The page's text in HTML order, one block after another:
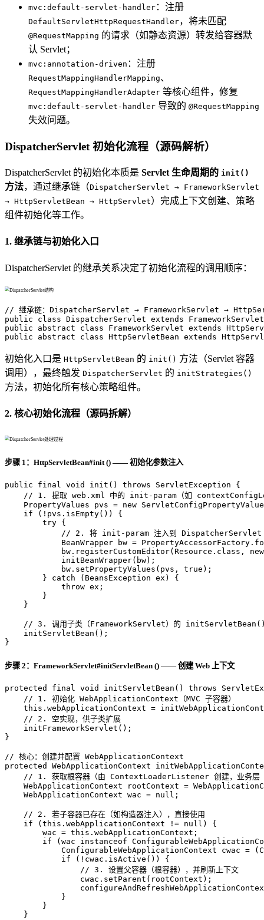
mvc:default-servlet-handler ：注册
DefaultServletHttpRequestHandler，将未匹配
@RequestMapping 的请求（如静态资源）转发给容器默
认 Servlet；
mvc:annotation-driven ：注册
RequestMappingHandlerMapping、
RequestMappingHandlerAdapter 等核心组件，修复
mvc:default-servlet-handler 导致的 @RequestMapping
失效问题。
DispatcherServlet 初始化流程（源码解析）
DispatcherServlet 的初始化本质是 Servlet 生命周期的 init()
方法，通过继承链（DispatcherServlet → FrameworkServlet
→ HttpServletBean → HttpServlet）完成上下文创建、策略
组件初始化等工作。
1. 继承链与初始化入口
DispatcherServlet 的继承关系决定了初始化流程的调用顺序：
// 继承链：DispatcherServlet → FrameworkServlet →
public
class DispatcherServlet extends
FrameworkServlet
public
abstract class FrameworkServlet extends
public
abstract class HttpServletBean extends
初始化入口是 HttpServletBean 的 init() 方法（Servlet 容器
调用），最终触发 DispatcherServlet 的 initStrategies()
方法，初始化所有核心策略组件。
2. 核心初始化流程（源码拆解）
步骤 1：HttpServletBean#init () —— 初始化参数注入
public final void init () throws ServletException {
// 1. 提取 web.xml 中的 init-param（如
PropertyValues
pvs = new
if (!pvs.isEmpty()) {
try {
// 2. 将 init-param 注入到 DispatcherServlet（
BeanWrapper
bw =
            bw.registerCustomEditor(Resource.class,
new
            initBeanWrapper(bw);
            bw.setPropertyValues(pvs,
true );
        }
catch (BeansException ex) {
throw ex;
        }
    }
// 3. 调用子类（FrameworkServlet）的 initServletBean()
    initServletBean();
}
步骤 2：FrameworkServlet#initServletBean () —— 创建 Web 上下文
protected final void initServletBean () throws
// 1. 初始化 WebApplicationContext（MVC 子容器）
this .webApplicationContext =
// 2. 空实现，供子类扩展
    initFrameworkServlet();
}
// 核心：创建并配置 WebApplicationContext
protected
WebApplicationContext
// 1. 获取根容器（由 ContextLoaderListener 创建，业务层
WebApplicationContext
rootContext =
WebApplicationContext wac = null ;
// 2. 若子容器已存在（如构造器注入），直接使用
if ( this .webApplicationContext != null ) {
        wac =
this .webApplicationContext;
if (wac instanceof
ConfigurableWebApplicationContext
cwac =
if (!cwac.isActive()) {
// 3. 设置父容器（根容器），并刷新上下文
                cwac.setParent(rootContext);
            }
        }
    }